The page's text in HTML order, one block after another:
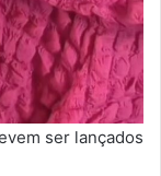
ser lançados